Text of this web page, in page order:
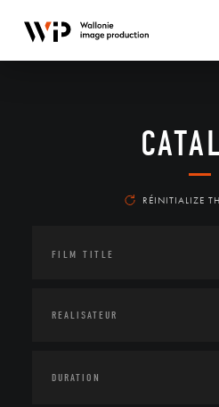
RÉINITIALIZE